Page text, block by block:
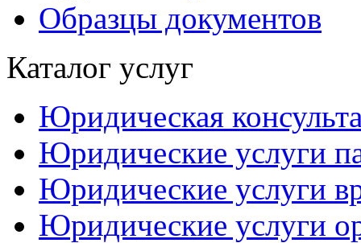
Образцы документов
Каталог услуг
Юридическая
Юридические услуги
Юридические услуги
Юридические услуги